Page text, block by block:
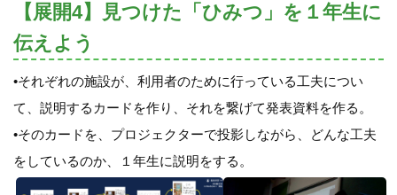
【展開4】見つけた「ひみつ」を１年生に
伝えよう
•それぞれの施設が、利用者のために行っている工夫につい
て、説明するカードを作り、それを繋げて発表資料を作る。
•そのカードを、プロジェクターで投影しながら、どんな工夫
をしているのか、１年生に説明をする。